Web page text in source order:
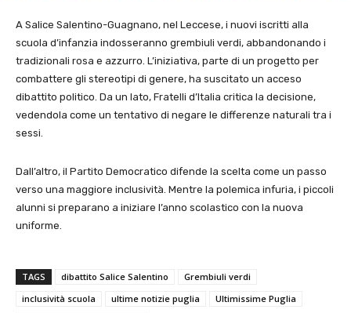
A Salice Salentino-Guagnano, nel Leccese, i nuovi iscritti alla
scuola d’infanzia indosseranno grembiuli verdi, abbandonando i
tradizionali rosa e azzurro. L’iniziativa, parte di un progetto per
combattere gli stereotipi di genere, ha suscitato un acceso
dibattito politico. Da un lato, Fratelli d’Italia critica la decisione,
vedendola come un tentativo di negare le differenze naturali tra i
sessi.
Dall’altro, il Partito Democratico difende la scelta come un passo
verso una maggiore inclusività. Mentre la polemica infuria, i piccoli
alunni si preparano a iniziare l’anno scolastico con la nuova
uniforme.
TAGS dibattito Salice Salentino
Grembiuli verdi
inclusività scuola
ultime notizie puglia
Ultimissime Puglia